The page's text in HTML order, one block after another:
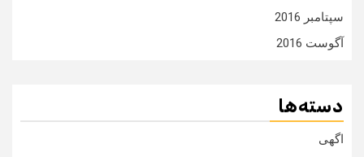
سپتامبر 2016
آگوست 2016
دسته‌ها
اگهی